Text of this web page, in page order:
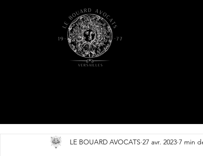
LE BOUARD AVOCATS 27 avr. 2023 7 min